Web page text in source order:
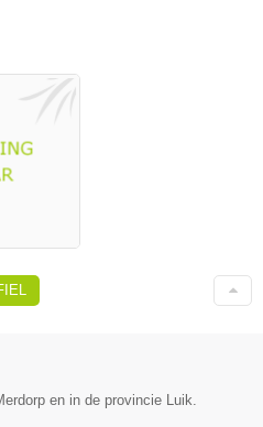
en in de provincie Luik.